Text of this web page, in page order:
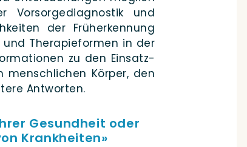
und
der Früh­erken­nung
The­ra­pie­for­men in der
zu den Ein­satz­
mensch­li­chen Kör­per, den
Antworten.
Gesundheit oder
Krankheiten»